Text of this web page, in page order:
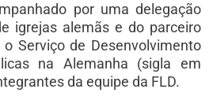
por uma delegação
igrejas alemãs e do parceiro
Serviço de Desenvolvimento
na Alemanha (sigla em
da equipe da FLD.